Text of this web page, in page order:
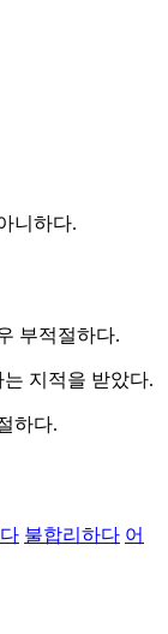
니하다.
부적절하다.
지적을 받았다.
하다.
불합리하다 어